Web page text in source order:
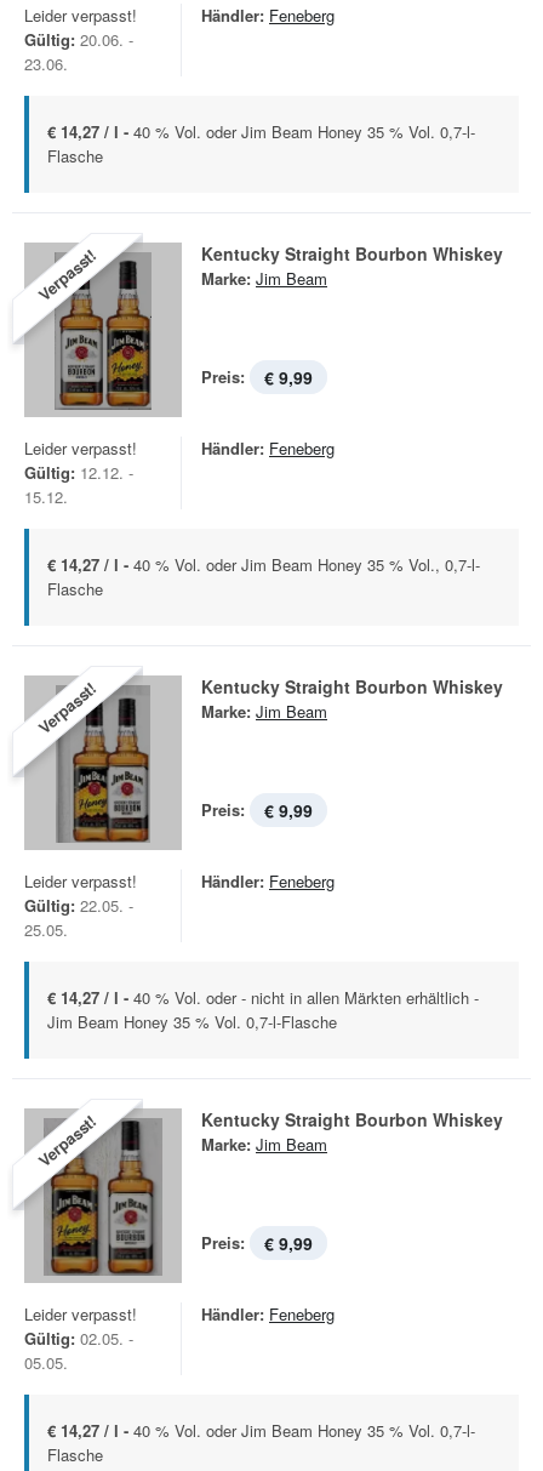
Leider verpasst!
Gültig: 20.06. -
23.06.
Händler: Feneberg
€ 14,27 / l - 40 % Vol. oder Jim Beam Honey 35 % Vol. 0,7-l-
Flasche
Verpasst! Kentucky Straight Bourbon Whiskey
Marke: Jim Beam
Preis: € 9,99
Leider verpasst!
Gültig: 12.12. -
15.12.
Händler: Feneberg
€ 14,27 / l - 40 % Vol. oder Jim Beam Honey 35 % Vol., 0,7-l-
Flasche
Verpasst! Kentucky Straight Bourbon Whiskey
Marke: Jim Beam
Preis: € 9,99
Leider verpasst!
Gültig: 22.05. -
25.05.
Händler: Feneberg
€ 14,27 / l - 40 % Vol. oder - nicht in allen Märkten erhältlich -
Jim Beam Honey 35 % Vol. 0,7-l-Flasche
Verpasst! Kentucky Straight Bourbon Whiskey
Marke: Jim Beam
Preis: € 9,99
Leider verpasst!
Gültig: 02.05. -
05.05.
Händler: Feneberg
€ 14,27 / l - 40 % Vol. oder Jim Beam Honey 35 % Vol. 0,7-l-
Flasche